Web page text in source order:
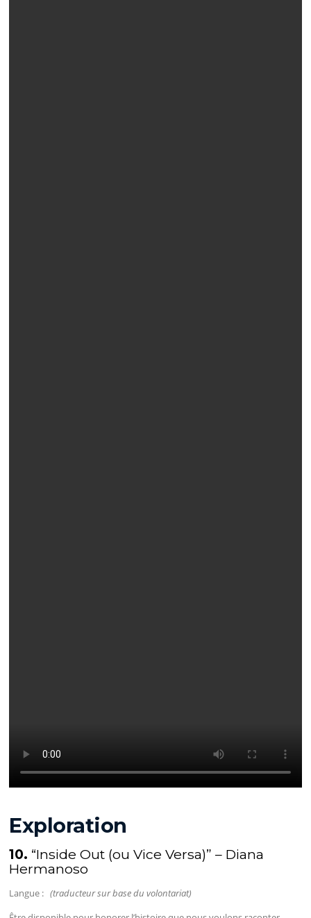
Exploration
10. “Inside Out (ou Vice Versa)” – Diana
Hermanoso
Langue : (traducteur sur base du volontariat)